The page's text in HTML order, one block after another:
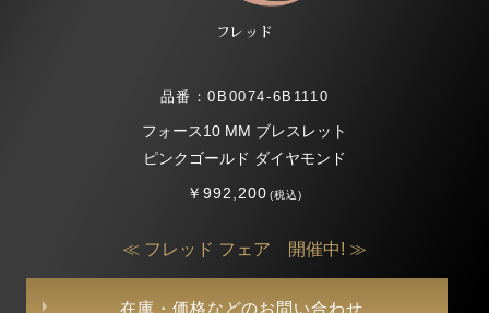
フレッド
品番：0B0074-6B1110
フォース10 MM ブレスレット
ピンクゴールド ダイヤモンド
￥992,200(税込)
≪ フレッド フェア 開催中! ≫
在庫・価格などのお問い合わせ